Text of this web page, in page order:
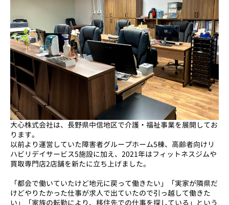
大心株式会社は、長野県中信地区で介護・福祉事業を展開してお
ります。
以前より運営していた障害者グループホーム5棟、高齢者向けリ
ハビリデイサービス5施設に加え、2021年はフィットネスジムや
買取専門店2店舗を新たに立ち上げました。
「都会で働いていたけど地元に戻って働きたい」「実家が隣県だ
けどやりたかった仕事が求人で出ていたので引っ越して働きた
い」「家族の転勤により、移住先での仕事を探している」という